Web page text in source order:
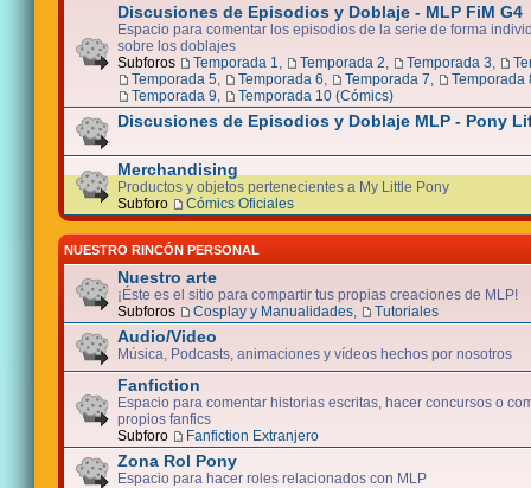
Discusiones de Episodios y Doblaje - MLP FiM G4
Espacio para comentar los episodios de la serie de forma
sobre los doblajes
Subforos
Temporada 1 Temporada 2 Temporada 3
Temporada 5
Temporada 6 Temporada 7
Temporada
Temporada 9
Temporada 10 (Cómics)
Discusiones de Episodios y Doblaje MLP - Pony
Merchandising
Productos y objetos pertenecientes a My Little Pony
Subforo
Cómics Oficiales
NUESTRO RINCÓN PERSONAL
Nuestro arte
¡Éste es el sitio para compartir tus propias creaciones de MLP!
Subforos
Cosplay y Manualidades Tutoriales
Audio/Video
Música, Podcasts, animaciones y vídeos hechos por nosotros
Fanfiction
Espacio para comentar historias escritas, hacer concursos o
propios fanfics
Subforo
Fanfiction Extranjero
Zona Rol Pony
Espacio para hacer roles relacionados con MLP